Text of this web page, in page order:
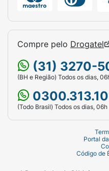
Compre pelo Drogatel
(31) 3270-
(BH e Região) Todos os dias,
(Todo Brasil) Todos os dias,
Portal
Código de